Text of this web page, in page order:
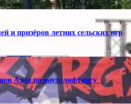
и призёров летних сельских игр
Азии по пауэрлифтингу